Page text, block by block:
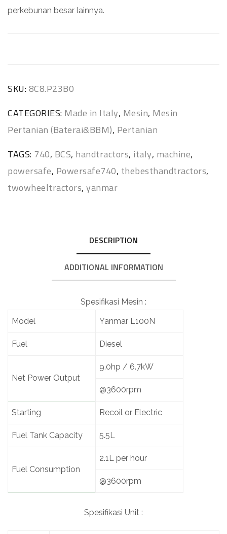
perkebunan besar lainnya.
SKU:8C8.P23B0
CATEGORIES: Made in Italy, Mesin, Mesin
Pertanian (Baterai&BBM), Pertanian
TAGS: 740, BCS, handtractors, italy, machine,
powersafe, Powersafe740, thebesthandtractors,
twowheeltractors, yanmar
DESCRIPTION
ADDITIONAL INFORMATION
Spesifikasi Mesin :
Model
Yanmar L100N
Fuel Diesel
Net Power Output
9.0hp / 6.7kW
@3600rpm
Starting Recoil or Electric
Fuel Tank Capacity 5.5L
Fuel Consumption
2.1L per hour
@3600rpm
Spesifikasi Unit :